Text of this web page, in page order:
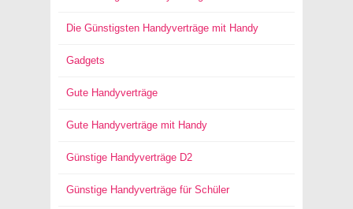
Die Günstigsten Handyverträge mit Handy
Gadgets
Gute Handyverträge
Gute Handyverträge mit Handy
Günstige Handyverträge D2
Günstige Handyverträge für Schüler